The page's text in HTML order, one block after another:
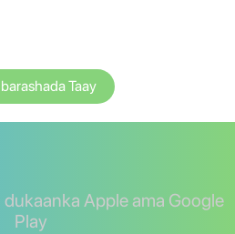
Taay
dukaanka Apple ama Google
Play